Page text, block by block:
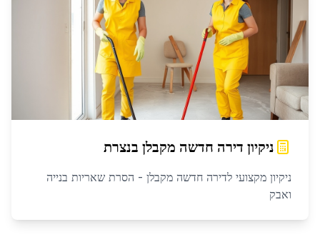
ניקיון דירה חדשה מקבלן בנצרת
ניקיון מקצועי לדירה חדשה מקבלן - הסרת שאריות בנייה
ואבק